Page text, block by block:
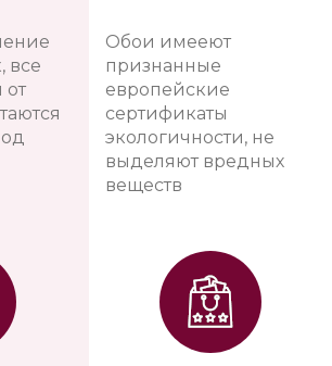
все
Обои имееют
признанные
европейские
сертификаты
экологичности, не
выделяют вредных
веществ